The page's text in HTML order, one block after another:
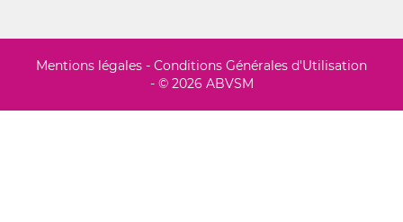
Mentions légales - Conditions Générales d'Utilisation
- © 2026 ABVSM